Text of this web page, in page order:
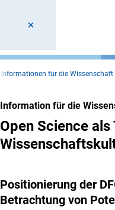
Informationen für die Wissenschaft
Information für die
Open Science als
Positionierung der
Betrachtung von